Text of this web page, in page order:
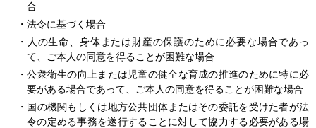
合
・法令に基づく場合
・人の生命、身体または財産の保護のために必要な場合であっ
て、ご本人の同意を得ることが困難な場合
・公衆衛生の向上または児童の健全な育成の推進のために特に必
要がある場合であって、ご本人の同意を得ることが困難な場合
・国の機関もしくは地方公共団体またはその委託を受けた者が法
令の定める事務を遂行することに対して協力する必要がある場